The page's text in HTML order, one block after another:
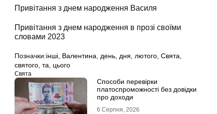
Привітання з днем народження Василя
Привітання з днем народження в прозі своїми
словами 2023
Позначки:інші Валентина день дня лютого Свята
святого та цього
Свята
Способи перевірки
платоспроможності без довідки
про доходи
6 Серпня, 2026